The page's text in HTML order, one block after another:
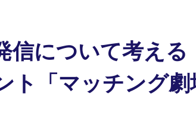
信について考え
ト「マッチング